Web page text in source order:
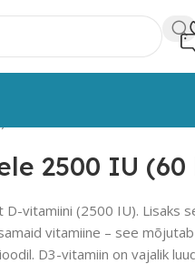
2500 IU
vitamiini (2500 IU). Lisaks
vitamiine – see
D3-vitamiin on vajalik